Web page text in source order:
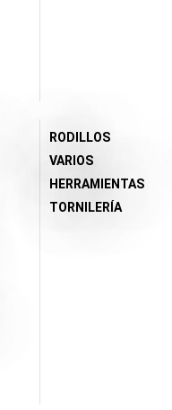
RODILLOS
VARIOS
HERRAMIENTAS
TORNILERÍA